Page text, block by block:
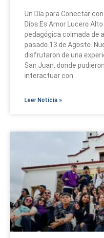
Un Día para Conectar
Dios Es Amor Lucero
pedagógica colmada de
pasado 13 de Agosto.
disfrutaron de una
San Juan, donde
interactuar con
Leer Noticia »